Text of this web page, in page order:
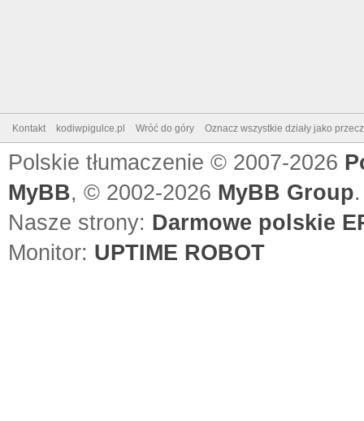
Kontakt kodiwpigulce.pl Wróć do góry Oznacz wszystkie działy jako
Polskie tłumaczenie © 2007-2026
MyBB, © 2002-2026 MyBB Group.
Nasze strony: Darmowe polskie
Monitor: UPTIME ROBOT